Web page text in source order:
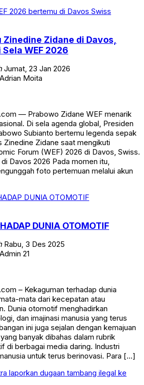
Zidane di Davos,
WEF 2026
Jumat, 23 Jan 2026
Moita
— Prabowo Zidane WEF menarik
Di sela agenda global, Presiden
Subianto bertemu legenda sepak
Zinedine Zidane saat mengikuti
Forum (WEF) 2026 di Davos, Swiss.
Davos 2026 Pada momen itu,
foto pertemuan melalui akun
DUNIA OTOMOTIF
Rabu, 3 Des 2025
21
– Kekaguman terhadap dunia
mata dari kecepatan atau
Dunia otomotif menghadirkan
dan imajinasi manusia yang terus
ini juga sejalan dengan kemajuan
banyak dibahas dalam rubrik
di berbagai media daring. Industri
untuk terus berinovasi. Para […]